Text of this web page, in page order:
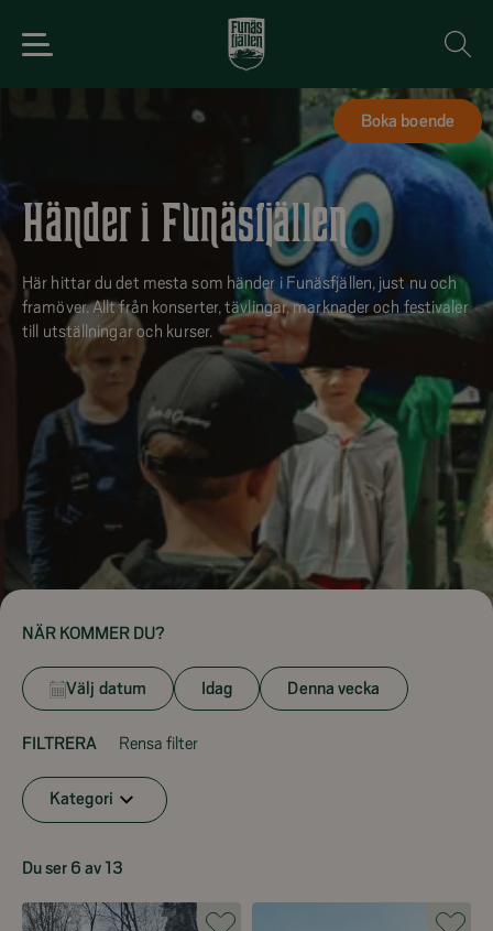
Boka boende
Händer i Funäsfjällen
Här hittar du det mesta som händer i Funäsfjällen, just nu och
framöver. Allt från konserter, tävlingar, marknader och festivaler
till utställningar och kurser.
NÄR KOMMER DU?
Välj datum Idag Denna vecka
FILTRERA Rensa filter
Kategori
Du ser 6 av 13